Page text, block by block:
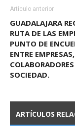
Artículo anterior
GUADALAJARA
RUTA DE LAS
PUNTO DE
ENTRE EMPRESAS,
SOCIEDAD.
ARTÍCULOS